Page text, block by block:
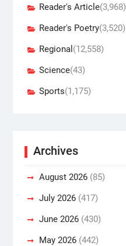
Reader's Article(3,968)
Reader's Poetry(3,520)
Regional (12,558)
Science(43)
Sports(1,175)
Archives
August 2026(85)
July 2026(417)
June 2026(430)
May 2026(442)